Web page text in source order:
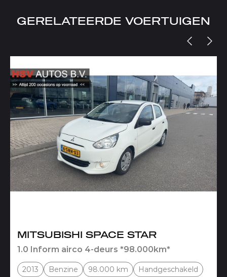
GERELATEERDE VOERTUIGEN
MITSUBISHI SPACE STAR
1.0 Inform airco 4-deurs *98.000km*
2013 Benzine 98.000 km Handgeschakeld